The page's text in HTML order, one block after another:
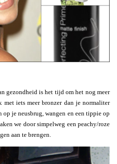
gezondheid is het tijd om het nog meer
met iets meer bronzer dan je normaliter
op je neusbrug, wangen en een tippie op
we door simpelweg een peachy/roze
aan te brengen.